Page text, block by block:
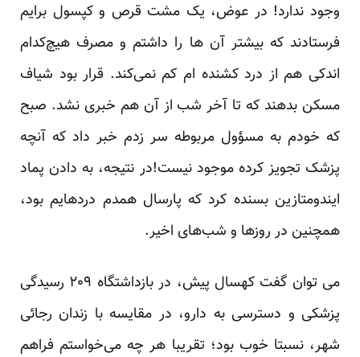
وجود ندارد! در عوض، یک مشت قرص و کپسول برایم
فرستادند که بیشتر آن ها را داشتم و مصرف هیچ‌کدام
اندکی هم از درد کشنده ام کم نمی‌کند. قرار بود شیاف
مسکن بدهند که تا آخر شب از آن هم خبری نشد. صبح
که خودم به مسؤول مربوطه سر زدم خبر داد که آنچه
پزشک تجویز کرده موجود نیست!در نتیجه، به دادن پماد
ایندومتازین بسنده کرد که پارسال همدم دردهایم بود،
همچنین در روزها و شب‌های اخیر.
می توان گفت کهسال پیش، در بازداشتگاه ۲۰۹ رسیدگی
پزشکی و دسترسی به دارو، در مقایسه با زندان رجائی
شهر، نسبتا خوب بود؛ تقریبا هر چه می‌خواستم فراهم